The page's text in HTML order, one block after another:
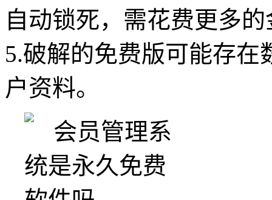
自动锁死，需花费更多
5.破解的免费版可能存
户资料。